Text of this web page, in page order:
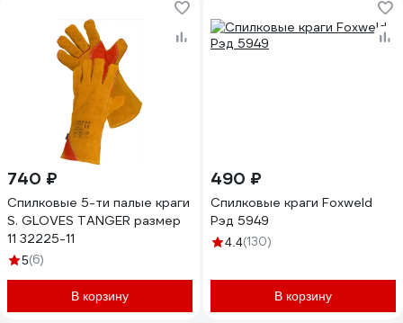
740 ₽
Спилковые 5-ти палые краги
S. GLOVES TANGER размер
11 32225-11
5(6)
В корзину
490 ₽
Спилковые краги Foxweld
Рэд 5949
4.4(130)
В корзину